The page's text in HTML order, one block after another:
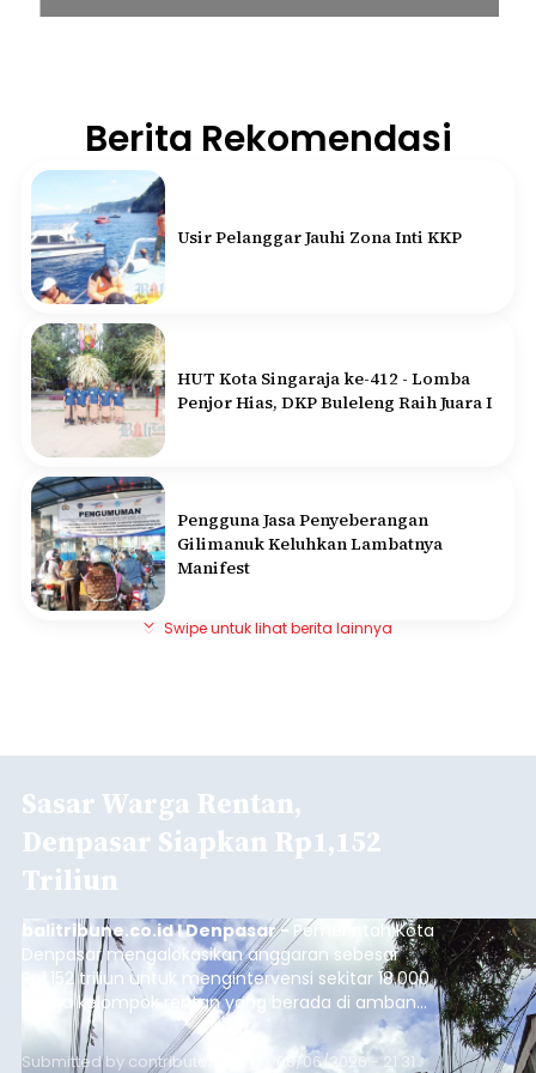
Berita Rekomendasi
Usir Pelanggar Jauhi Zona Inti KKP
HUT Kota Singaraja ke-412 - Lomba
Penjor Hias, DKP Buleleng Raih Juara I
Pengguna Jasa Penyeberangan
Gilimanuk Keluhkan Lambatnya
Manifest
Swipe untuk lihat berita lainnya
Sasar Warga Rentan,
Denpasar Siapkan Rp1,152
Triliun
balitribune.co.id I Denpasar - Pemerintah Kota
Denpasar mengalokasikan anggaran sebesar
Rp1,152 triliun untuk mengintervensi sekitar 18.000
warga kelompok rentan yang berada di ambang
garis kemiskinan. Langkah strategis ini diambil
guna menjaga masyarakat yang berada pada
Submitted by contributor Thu, 08/06/2026 - 21:31